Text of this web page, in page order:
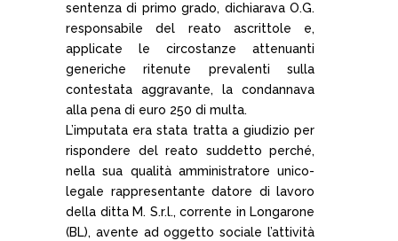
sentenza di primo grado, dichiarava O.G.
responsabile del reato ascrittole e,
applicate le circostanze attenuanti
generiche ritenute prevalenti sulla
contestata aggravante, la condannava
alla pena di euro 250 di multa.
L’imputata era stata tratta a giudizio per
rispondere del reato suddetto perché,
nella sua qualità amministratore unico-
legale rappresentante datore di lavoro
della ditta M. S.r.l., corrente in Longarone
(BL), avente ad oggetto sociale l’attività